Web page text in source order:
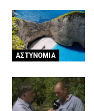
ΑΣΤΥΝΟΜΙΑ